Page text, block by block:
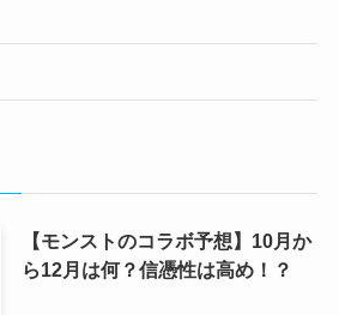
【モンストのコラボ予想】10月か
ら12月は何？信憑性は高め！？